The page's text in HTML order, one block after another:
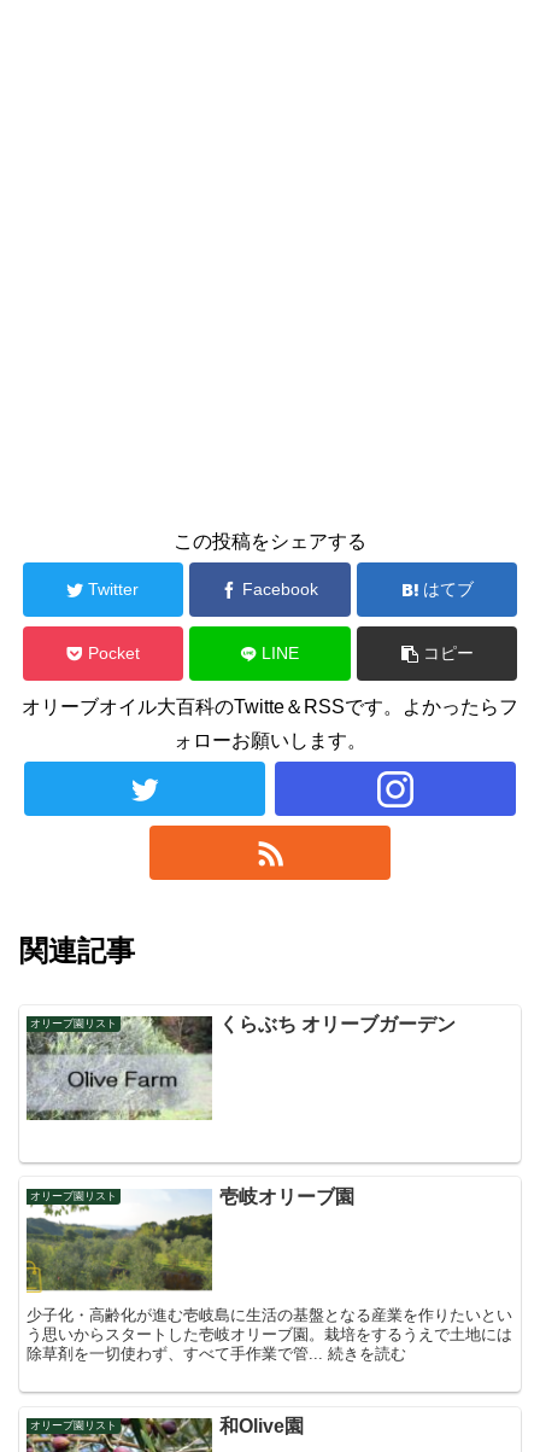
この投稿をシェアする
Twitter Facebook はてブ
Pocket LINE コピー
オリーブオイル大百科のTwitte＆RSSです。よかったらフ
ォローお願いします。
関連記事
オリーブ園リスト くらぶち オリーブガーデン
オリーブ園リスト 壱岐オリーブ園
少子化・高齢化が進む壱岐島に生活の基盤となる産業を作りたいとい
う思いからスタートした壱岐オリーブ園。栽培をするうえで土地には
除草剤を一切使わず、すべて手作業で管... 続きを読む
オリーブ園リスト 和Olive園